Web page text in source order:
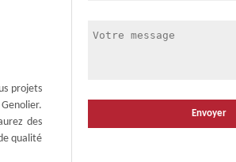
projets
des
qualité